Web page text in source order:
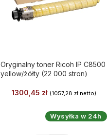
Oryginalny toner Ricoh IP C8500
yellow/żółty (22 000 stron)
1300,45 zł (1057,28 złnetto)
Wysyłka w 24h